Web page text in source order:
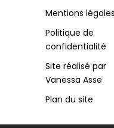
Mentions
Politique de
confidentialité
Site réalisé par
Vanessa Asse
Plan du site